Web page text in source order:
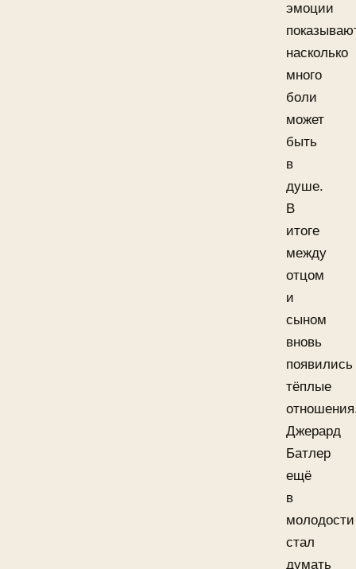
эмоции
насколько
много
боли
может
быть
в
душе.
В
итоге
между
отцом
и
сыном
вновь
появились
тёплые
Джерард
Батлер
ещё
в
молодости
стал
думать